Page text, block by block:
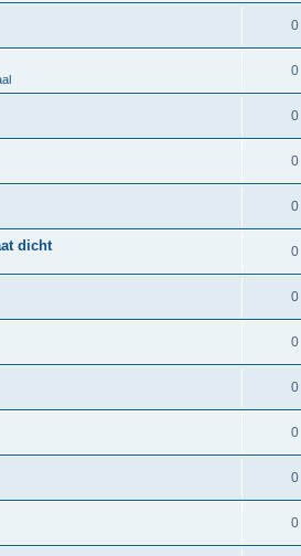
0
0
0
0
0
dicht 0
0
0
0
0
0
0